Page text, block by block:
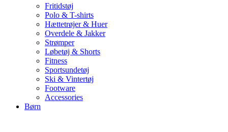
Fritidstøj
Polo & T-shirts
Hættetrøjer & Huer
Overdele & Jakker
Strømper
Løbetøj & Shorts
Fitness
Sportsundetøj
Ski & Vintertøj
Footware
Accessories
Børn